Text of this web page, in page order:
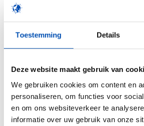
Toestemming Details
Deze website maakt gebruik van
We gebruiken cookies om content en
personaliseren, om functies voor
en om ons websiteverkeer te
informatie over uw gebruik van onze
– Drugs, Medical Devices,
Federal Ministry of Health
Elena Panitti – Global Head
Birgit Holz – Global Head
Innovation, Sanofi
Goedele Van Haasteren – Staff
Federal Office of Public Health